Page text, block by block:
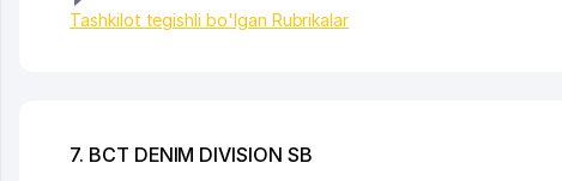
Tashkilot tegishli bo'lgan Rubrikalar
7. BCT DENIM DIVISION SB